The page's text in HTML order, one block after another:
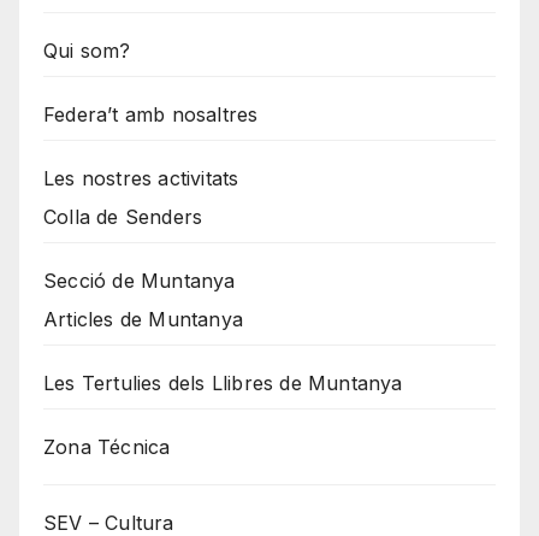
Qui som?
Federa’t amb nosaltres
Les nostres activitats
Colla de Senders
Secció de Muntanya
Articles de Muntanya
Les Tertulies dels Llibres de Muntanya
Zona Técnica
SEV – Cultura